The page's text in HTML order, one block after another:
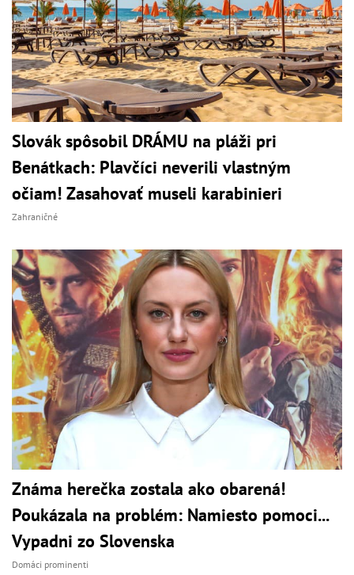
Slovák spôsobil DRÁMU na pláži pri
Benátkach: Plavčíci neverili vlastným
očiam! Zasahovať museli karabinieri
Zahraničné
Známa herečka zostala ako obarená!
Poukázala na problém: Namiesto pomoci...
Vypadni zo Slovenska
Domáci prominenti